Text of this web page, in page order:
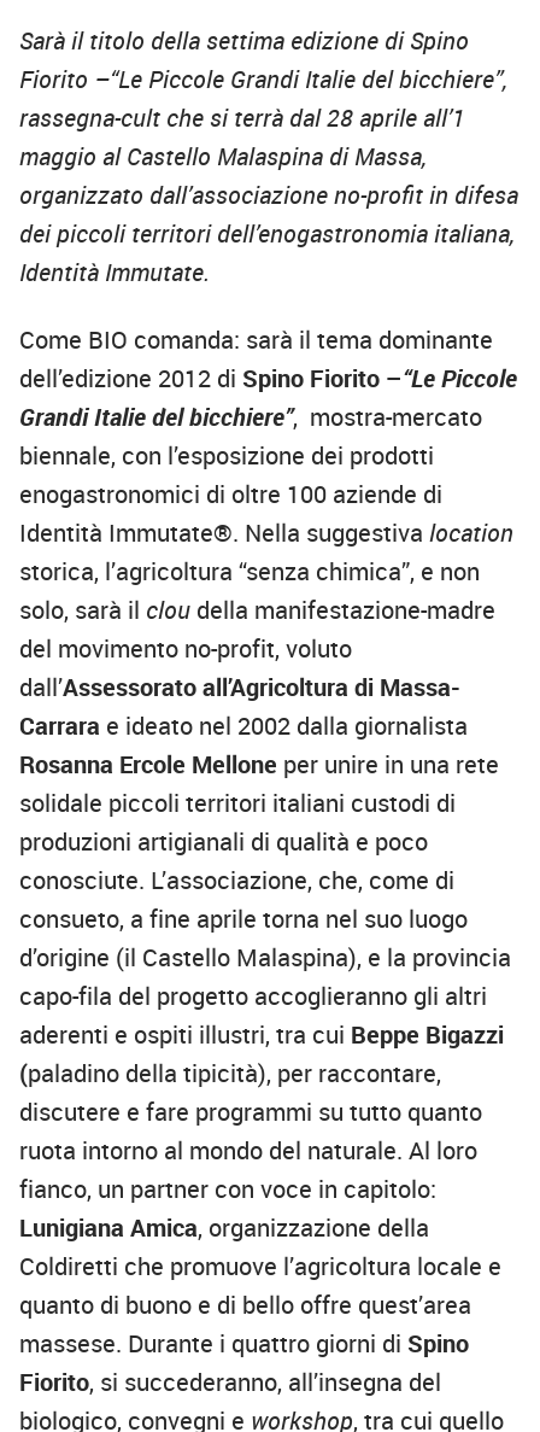
Sarà il titolo della settima edizione diSpino
Fiorito –“Le Piccole Grandi Italie del bicchiere”,
rassegna-cult che si terrà dal 28 aprile all’1
maggio al Castello Malaspina di Massa,
organizzato dall’associazione no-profit in difesa
dei piccoli territori dell’enogastronomia italiana,
Identità Immutate.
Come BIO comanda: sarà il tema dominante
dell’edizione 2012 di Spino Fiorito –“Le Piccole
Grandi Italie del bicchiere”, mostra-mercato
biennale, con l’esposizione dei prodotti
enogastronomici di oltre 100 aziende di
Identità Immutate®. Nella suggestiva location
storica, l’agricoltura “senza chimica”, e non
solo, sarà il clou della manifestazione-madre
del movimento no-profit, voluto
dall’Assessorato all’Agricoltura di Massa-
Carrara e ideato nel 2002 dalla giornalista
Rosanna Ercole Mellone per unire in una rete
solidale piccoli territori italiani custodi di
produzioni artigianali di qualità e poco
conosciute. L’associazione, che, come di
consueto, a fine aprile torna nel suo luogo
d’origine (il Castello Malaspina), e la provincia
capo-fila del progetto accoglieranno gli altri
aderenti e ospiti illustri, tra cui Beppe Bigazzi
(paladino della tipicità), per raccontare,
discutere e fare programmi su tutto quanto
ruota intorno al mondo del naturale. Al loro
fianco, un partner con voce in capitolo:
Lunigiana Amica, organizzazione della
Coldiretti che promuove l’agricoltura locale e
quanto di buono e di bello offre quest’area
massese. Durante i quattro giorni di Spino
Fiorito, si succederanno, all’insegna del
biologico, convegni e workshop, tra cui quello